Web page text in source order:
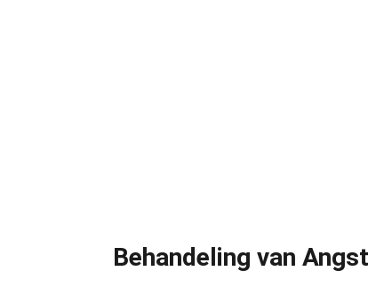
Behandeling van Angst